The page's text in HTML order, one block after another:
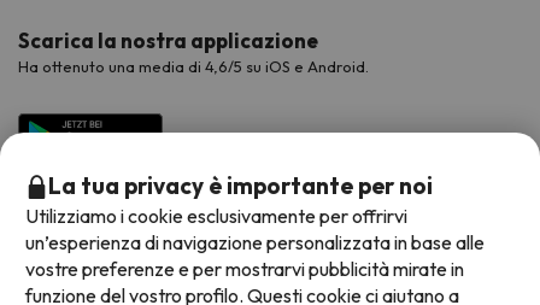
Scarica la nostra applicazione
Ha ottenuto una media di 4,6/5 su iOS e Android.
La tua privacy è importante per noi
Utilizziamo i cookie esclusivamente per offrirvi
un’esperienza di navigazione personalizzata in base alle
vostre preferenze e per mostrarvi pubblicità mirate in
funzione del vostro profilo. Questi cookie ci aiutano a